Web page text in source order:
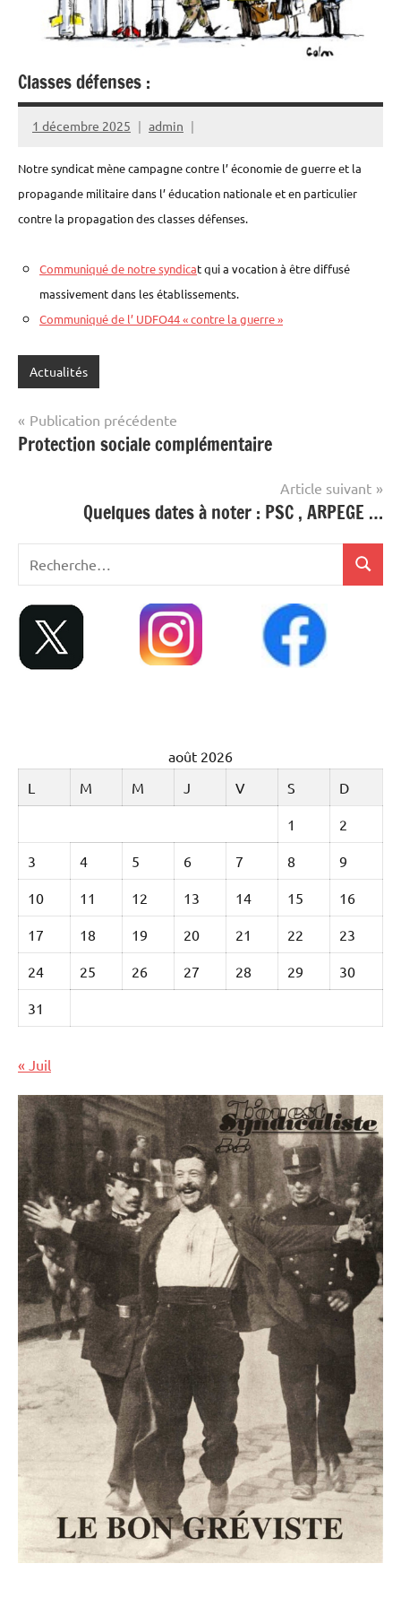
Classes défenses :
1 décembre 2025 admin
Notre syndicat mène campagne contre l’ économie de guerre et la
propagande militaire dans l’ éducation nationale et en particulier
contre la propagation des classes défenses.
Communiqué de notre syndicat qui a vocation à être diffusé
massivement dans les établissements.
Communiqué de l’ UDFO44 « contre la guerre »
Actualités
Navigation
de
Publication précédente
Protection sociale complémentaire
Article suivant
Quelques dates à noter : PSC , ARPEGE …
août 2026
L
M M J V S D
1 2
3 4 5 6 7 8 9
10 11 12 13 14 15 16
17 18 19 20 21 22 23
24 25 26 27 28 29 30
31
« Juil